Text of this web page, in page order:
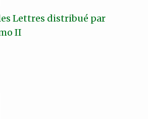
Lettres distribué par
II